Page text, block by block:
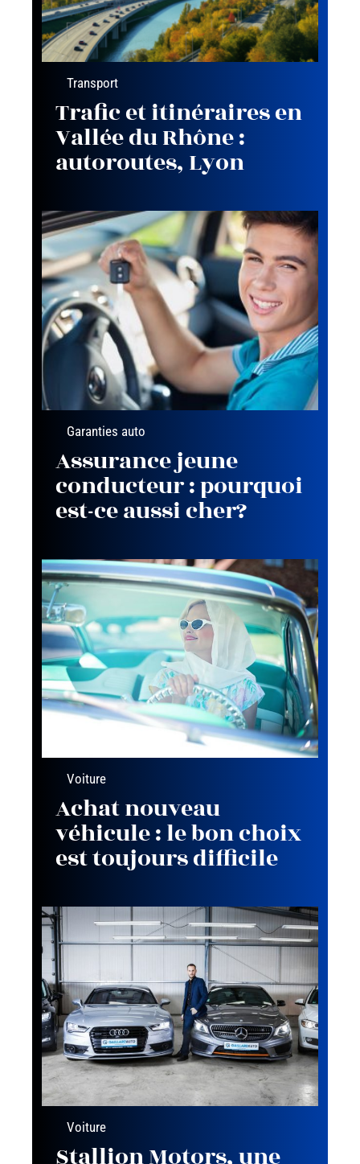
Transport
Trafic et itinéraires en
Vallée du Rhône :
autoroutes, Lyon
Garanties auto
Assurance jeune
conducteur : pourquoi
est-ce aussi cher?
Voiture
Achat nouveau
véhicule : le bon choix
est toujours difficile
Voiture